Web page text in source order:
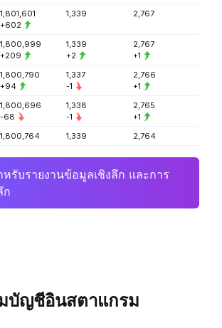
1,801,601
+602
1,339 2,767
1,800,999
+209
1,339
+2
2,767
+1
1,800,790
+94
1,337
-1
2,766
+1
1,800,696
-68
1,338
-1
2,765
+1
1,800,764 1,339 2,764
รับรายงานข้อมูลเชิงลึก และการ
ก
บัญชีอินสตาแกรม